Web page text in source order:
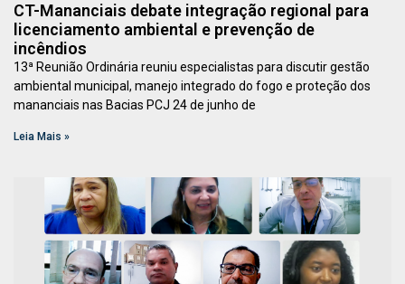
CT-Mananciais debate integração regional para
licenciamento ambiental e prevenção de
incêndios
13ª Reunião Ordinária reuniu especialistas para discutir gestão
ambiental municipal, manejo integrado do fogo e proteção dos
mananciais nas Bacias PCJ 24 de junho de
Leia Mais »